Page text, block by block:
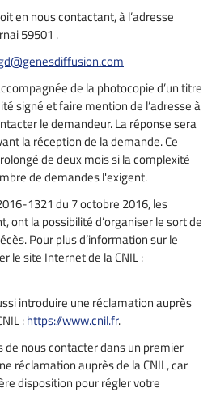
en nous contactant, à l’adresse
59501 .
de la photocopie d’un titre
signé et faire mention de l’adresse à
le demandeur. La réponse sera
la réception de la demande. Ce
de deux mois si la complexité
de demandes l'exigent.
1321 du 7 octobre 2016, les
ont la possibilité d’organiser le sort de
Pour plus d’information sur le
le site Internet de la CNIL :
introduire une réclamation auprès
:https://www.cnil.fr.
nous contacter dans un premier
réclamation auprès de la CNIL, car
disposition pour régler votre